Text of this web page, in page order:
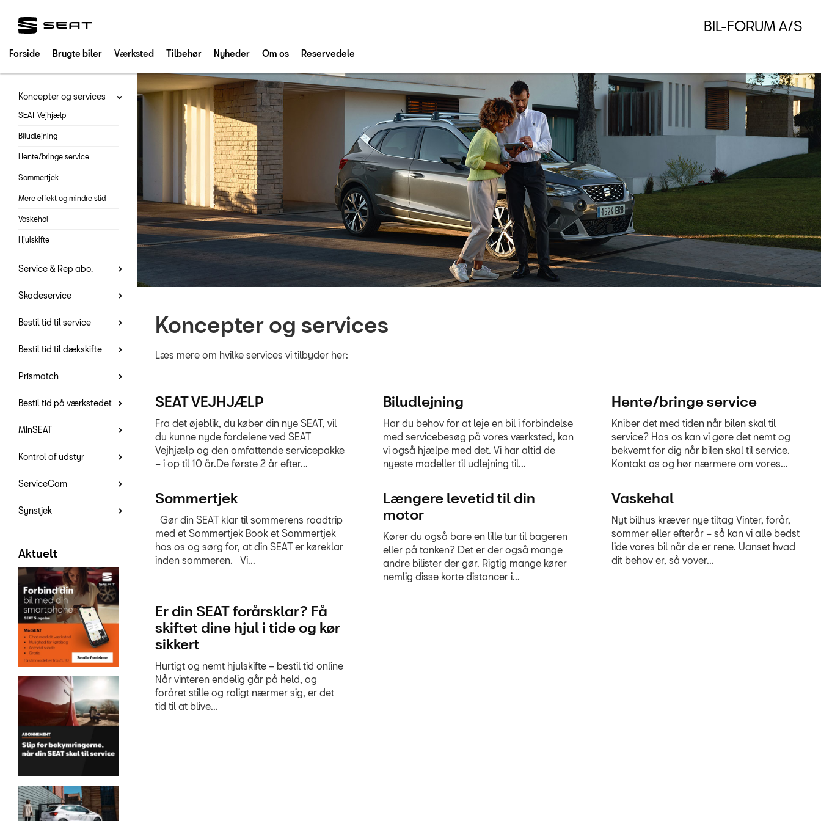
Forside Brugte biler Værksted Tilbehør Nyheder Om os Reservedele
BIL-FORUM A/S
Koncepter og services
SEAT Vejhjælp
Biludlejning
Hente/bringe service
Sommertjek
Mere effekt og mindre slid
Vaskehal
Hjulskifte
Service & Rep abo.
Skadeservice
Bestil tid til service
Bestil tid til dækskifte
Prismatch
Bestil tid på værkstedet
MinSEAT
Kontrol af udstyr
ServiceCam
Synstjek
Aktuelt
Koncepter og services
Læs mere om hvilke services vi tilbyder her:
SEAT VEJHJÆLP
Fra det øjeblik, du køber din nye SEAT, vil
du kunne nyde fordelene ved SEAT
Vejhjælp og den omfattende servicepakke
– i op til 10 år.De første 2 år efter...
Biludlejning
Har du behov for at leje en bil i forbindelse
med servicebesøg på vores værksted, kan
vi også hjælpe med det. Vi har altid de
nyeste modeller til udlejning til...
Hente/bringe service
Kniber det med tiden når bilen skal til
service? Hos os kan vi gøre det nemt og
bekvemt for dig når bilen skal til service.
Kontakt os og hør nærmere om vores...
Sommertjek
Gør din SEAT klar til sommerens roadtrip
med et Sommertjek Book et Sommertjek
hos os og sørg for, at din SEAT er køreklar
inden sommeren. Vi...
Længere levetid til din
motor
Kører du også bare en lille tur til bageren
eller på tanken? Det er der også mange
andre bilister der gør. Rigtig mange kører
nemlig disse korte distancer i...
Vaskehal
Nyt bilhus kræver nye tiltag Vinter, forår,
sommer eller efterår – så kan vi alle bedst
lide vores bil når de er rene. Uanset hvad
dit behov er, så vover...
Er din SEAT forårsklar? Få
skiftet dine hjul i tide og kør
sikkert
Hurtigt og nemt hjulskifte – bestil tid online
Når vinteren endelig går på held, og
foråret stille og roligt nærmer sig, er det
tid til at blive...